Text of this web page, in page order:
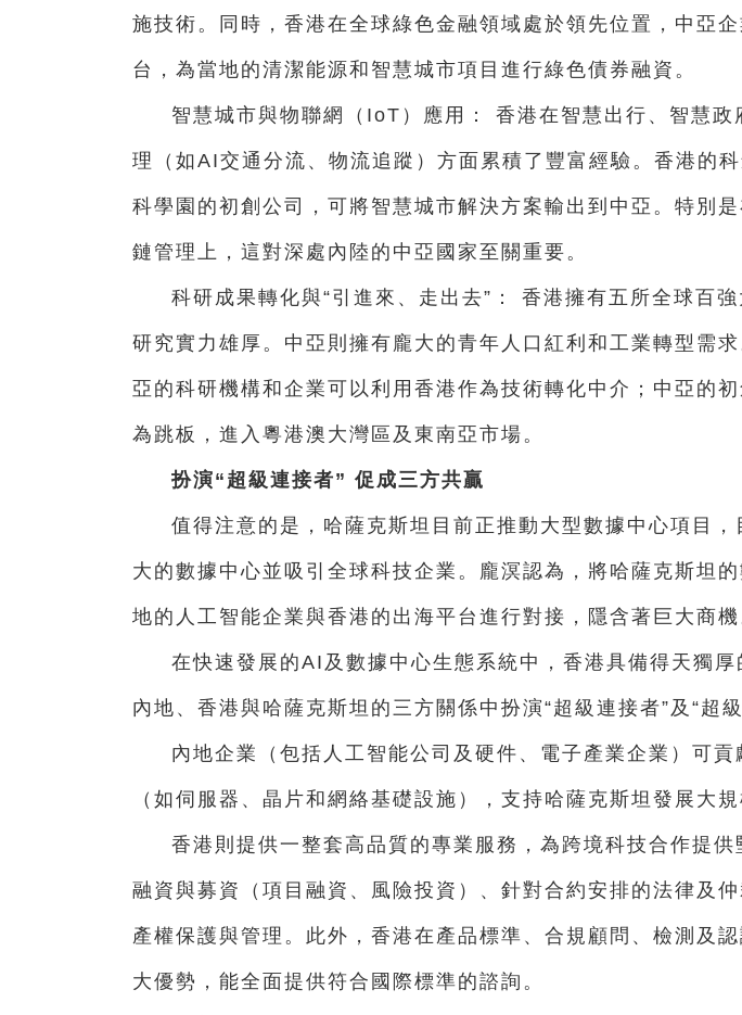
施技術。同時，香港在全球綠色金融領域處於領先位置，中亞
台，為當地的清潔能源和智慧城市項目進行綠色債券融資。
智慧城市與物聯網（IoT）應用： 香港在智慧出行、智慧政
理（如AI交通分流、物流追蹤）方面累積了豐富經驗。香港的科
科學園的初創公司，可將智慧城市解決方案輸出到中亞。特別
鏈管理上，這對深處內陸的中亞國家至關重要。
科研成果轉化與“引進來、走出去”： 香港擁有五所全球百
研究實力雄厚。中亞則擁有龐大的青年人口紅利和工業轉型需
亞的科研機構和企業可以利用香港作為技術轉化中介；中亞的
為跳板，進入粵港澳大灣區及東南亞市場。
扮演“超級連接者” 促成三方共贏
值得注意的是，哈薩克斯坦目前正推動大型數據中心項目，
大的數據中心並吸引全球科技企業。龐溟認為，將哈薩克斯坦
地的人工智能企業與香港的出海平台進行對接，隱含著巨大商機
在快速發展的AI及數據中心生態系統中，香港具備得天獨厚
內地、香港與哈薩克斯坦的三方關係中扮演“超級連接者”及“超
內地企業（包括人工智能公司及硬件、電子產業企業）可貢
（如伺服器、晶片和網絡基礎設施），支持哈薩克斯坦發展大規
香港則提供一整套高品質的專業服務，為跨境科技合作提供
融資與募資（項目融資、風險投資）、針對合約安排的法律及
產權保護與管理。此外，香港在產品標準、合規顧問、檢測及
大優勢，能全面提供符合國際標準的諮詢。